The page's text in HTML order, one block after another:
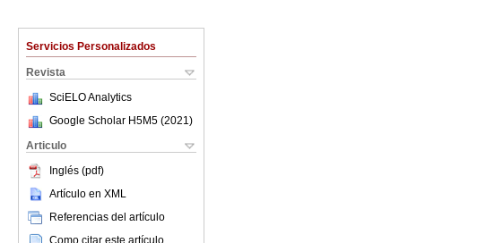
Servicios Personalizados
Revista
SciELO Analytics
Google Scholar H5M5 (2021 )
Articulo
Inglés (pdf)
Artículo en XML
Referencias del artículo
Como citar este artículo